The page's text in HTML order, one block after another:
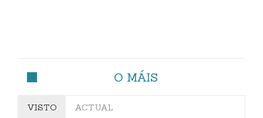
O MÁIS
VISTO ACTUAL